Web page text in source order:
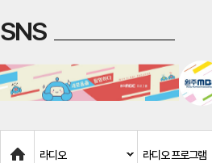
SNS
Home
라디오 라디오 프로그램